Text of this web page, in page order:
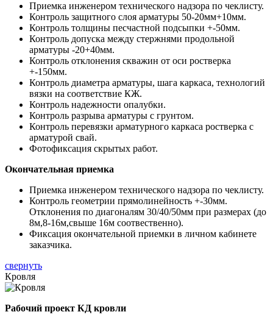
Приемка инженером технического надзора по чеклисту.
Контроль защитного слоя арматуры 50-20мм+10мм.
Контроль толщины песчастной подсыпки +-50мм.
Контроль допуска между стержнями продольной
арматуры -20+40мм.
Контроль отклонения скважин от оси ростверка
+-150мм.
Контроль диаметра арматуры, шага каркаса, технологий
вязки на соответствие КЖ.
Контроль надежности опалубки.
Контроль разрыва арматуры с грунтом.
Контроль перевязки арматурного каркаса ростверка с
арматурой свай.
Фотофиксация скрытых работ.
Окончательная приемка
Приемка инженером технического надзора по чеклисту.
Контроль геометрии прямолинейность +-30мм.
Отклонения по диагоналям 30/40/50мм при размерах (до
8м,8-16м,свыше 16м соотвественно).
Фиксация окончательной приемки в личном кабинете
заказчика.
свернуть
Кровля
Рабочий проект КД кровли